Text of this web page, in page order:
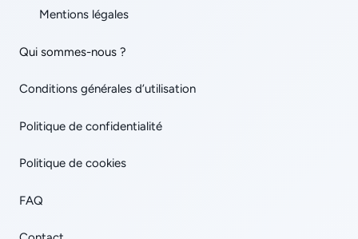
Mentions légales
Qui sommes-nous ?
Conditions générales d’utilisation
Politique de confidentialité
Politique de cookies
FAQ